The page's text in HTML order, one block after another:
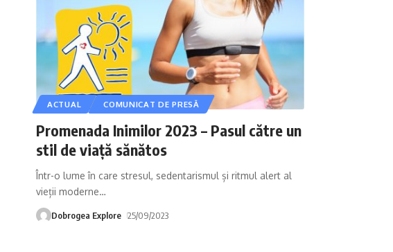
ACTUAL COMUNICAT DE PRESĂ
Promenada Inimilor 2023 – Pasul către un
stil de viață sănătos
Într-o lume în care stresul, sedentarismul și ritmul alert al
vieții moderne…
Dobrogea Explore 25/09/2023